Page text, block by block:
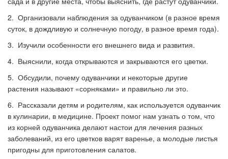
2. Организовали наблюдения за одуванчиком (в разное время
суток, в дождливую и солнечную погоду, в разное время года).
3. Изучили особенности его внешнего вида и развития.
4. Выяснили, когда открываются и закрываются его цветки.
5. Обсудили, почему одуванчики и некоторые другие
растения называют «сорняками» и правильно ли это.
6. Рассказали детям и родителям, как используется одуванчик
в кулинарии, в медицине. Проект помог нам узнать о том, что
из корней одуванчика делают настои для лечения разных
заболеваний, из его цветков варят варенье, а молодые листья
пригодны для приготовления салатов.